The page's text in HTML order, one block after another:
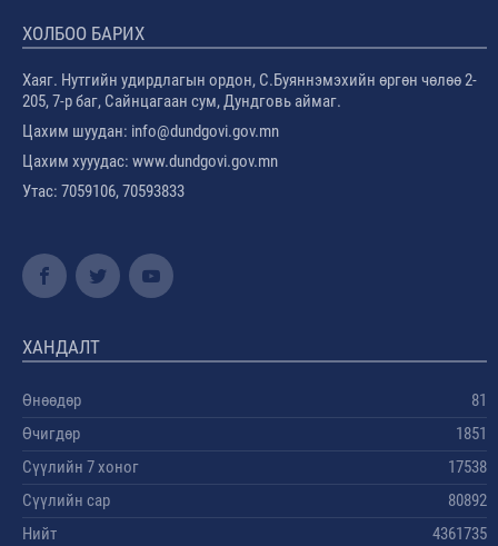
ХОЛБОО БАРИХ
Хаяг. Нутгийн удирдлагын ордон, С.Буяннэмэхийн өргөн чөлөө 2-
205, 7-р баг, Сайнцагаан сум, Дундговь аймаг.
Цахим шуудан: info@dundgovi.gov.mn
Цахим хууудас: www.dundgovi.gov.mn
Утас: 7059106, 70593833
ХАНДАЛТ
Өнөөдөр
81
Өчигдөр
1851
Сүүлийн 7 хоног
17538
Сүүлийн сар
80892
Нийт
4361735